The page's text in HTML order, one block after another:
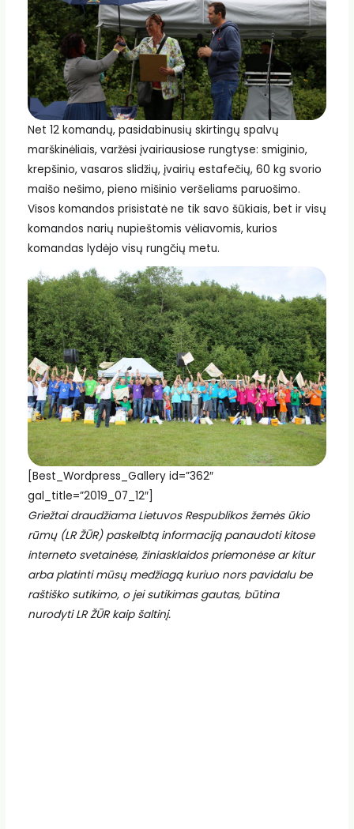
Net 12 komandų, pasidabinusių skirtingų spalvų
marškinėliais, varžėsi įvairiausiose rungtyse: smiginio,
krepšinio, vasaros slidžių, įvairių estafečių, 60 kg svorio
maišo nešimo, pieno mišinio veršeliams paruošimo.
Visos komandos prisistatė ne tik savo šūkiais, bet ir visų
komandos narių nupieštomis vėliavomis, kurios
komandas lydėjo visų rungčių metu.
[Best_Wordpress_Gallery id=”362″
gal_title=”2019_07_12″]
Griežtai draudžiama Lietuvos Respublikos žemės ūkio
rūmų (LR ŽŪR) paskelbtą informaciją panaudoti kitose
interneto svetainėse, žiniasklaidos priemonėse ar kitur
arba platinti mūsų medžiagą kuriuo nors pavidalu be
raštiško sutikimo, o jei sutikimas gautas, būtina
nurodyti LR ŽŪR kaip šaltinį.